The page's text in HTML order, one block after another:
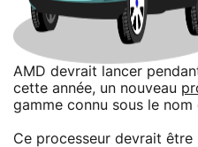
AMD devrait lancer
cette année, un nouveau
gamme connu sous le nom
Ce processeur devrait